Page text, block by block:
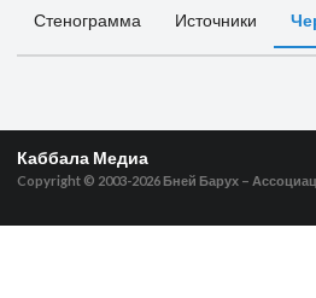
Стенограмма Источники
Каббала Медиа
Copyright © 2003-2026 Бней Барух –